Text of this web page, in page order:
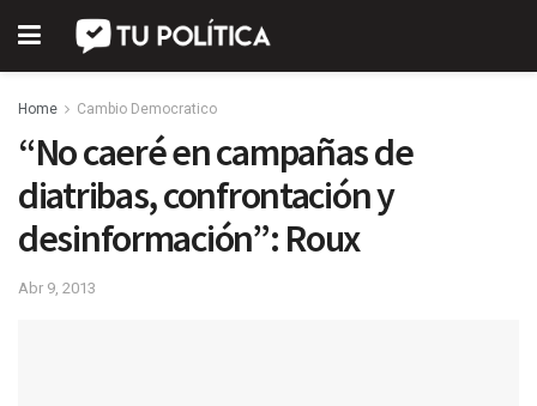
Home Cambio Democratico
“No caeré en campañas de
diatribas, confrontación y
desinformación”: Roux
Abr 9, 2013